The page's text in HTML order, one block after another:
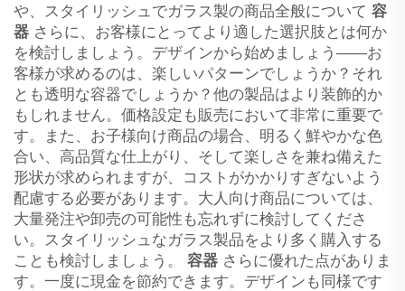
や、スタイリッシュでガラス製の商品全般について 容
器 さらに、お客様にとってより適した選択肢とは何か
を検討しましょう。デザインから始めましょう——お
客様が求めるのは、楽しいパターンでしょうか？それ
とも透明な容器でしょうか？他の製品はより装飾的か
もしれません。価格設定も販売において非常に重要で
す。また、お子様向け商品の場合、明るく鮮やかな色
合い、高品質な仕上がり、そして楽しさを兼ね備えた
形状が求められますが、コストがかかりすぎないよう
配慮する必要があります。大人向け商品については、
大量発注や卸売の可能性も忘れずに検討してくださ
い。スタイリッシュなガラス製品をより多く購入する
ことも検討しましょう。 容器 さらに優れた点がありま
す。一度に現金を節約できます。デザインも同様です